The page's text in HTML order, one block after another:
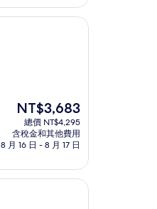
NT$3,362
現
在
價
格
NT$3,683
NT$3,683
總價 NT$4,295
含稅金和其他費用
8 月 16 日 - 8 月 17 日